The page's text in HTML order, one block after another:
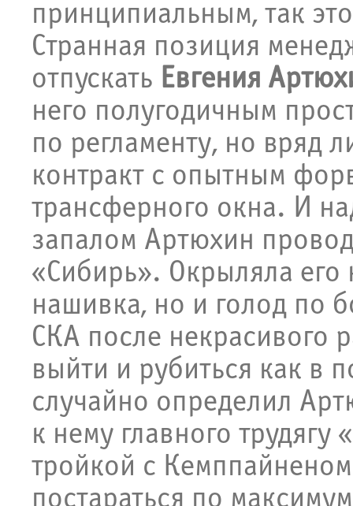
принципиальным, так
Странная позиция
отпускать Евгения
него полугодичным
по регламенту, но вряд
контракт с опытным
трансферного окна. И
запалом Артюхин
«Сибирь». Окрыляла его
нашивка, но и голод по
СКА после некрасивого
выйти и рубиться как в
случайно определил
к нему главного
тройкой с
постараться по